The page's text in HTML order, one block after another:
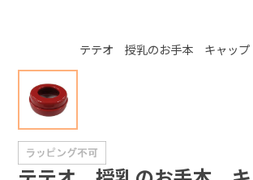
テテオ 授乳のお手本 キャップ